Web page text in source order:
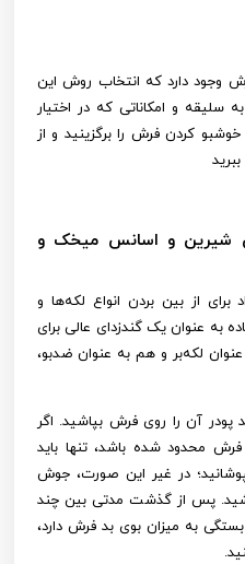
وجود دارد که انتخاب روش این
و امکاناتی که در اختیار
کردن فرش را برگزینید و از
شیرین و اسانس میخک و
از بین بردن انواع لکه‌ها و
به عنوان یک گندزدای عالی برای
لکه‌بر و هم به عنوان ضدبو،
پودر آن را روی فرش بپاشید. اگر
محدود شده باشد، تنها باید
در غیر این صورت، جوش
پس از گذشت مدتی بین چند
آن بستگی به میزان بوی بد فرش دارد،